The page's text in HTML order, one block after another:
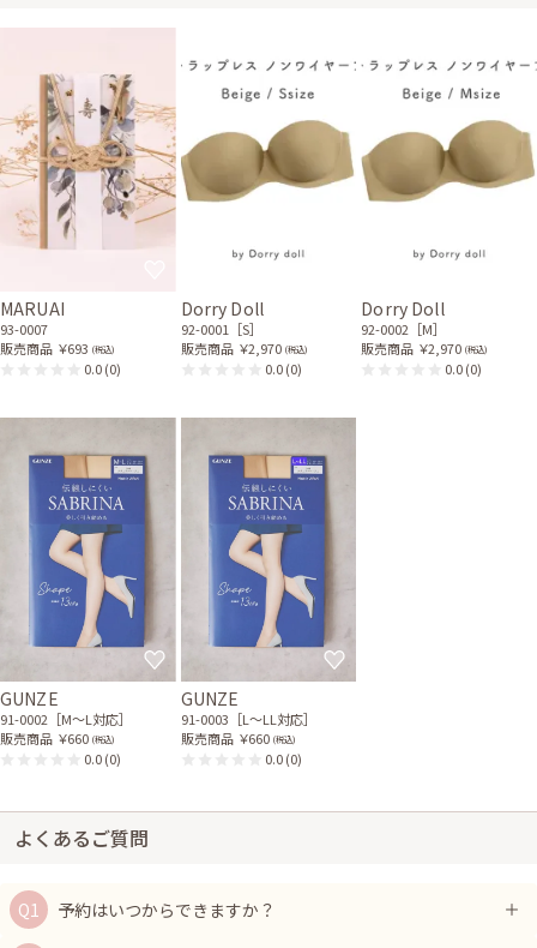
MARUAI
93-0007
販売商品 ￥693 (税込)
0.0(0)
Dorry Doll
92-0001［S］
販売商品 ￥2,970 (税込)
0.0(0)
Dorry Doll
92-0002［M］
販売商品 ￥2,970 (税込)
0.0(0)
GUNZE
91-0002［M〜L対応］
販売商品 ￥660 (税込)
0.0(0)
GUNZE
91-0003［L〜LL対応］
販売商品 ￥660 (税込)
0.0(0)
よくあるご質問
予約はいつからできますか？